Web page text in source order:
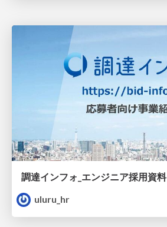
調達インフォ_エンジニア採用資料
uluru_hr